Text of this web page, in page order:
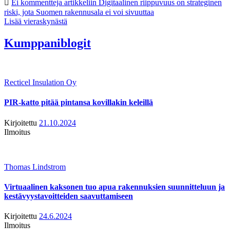
Ei kommentteja artikkeliin Digitaalinen riippuvuus on strateginen
riski, jota Suomen rakennusala ei voi sivuuttaa
Lisää vieraskynästä
Kumppaniblogit
Recticel Insulation Oy
PIR-katto pitää pintansa kovillakin keleillä
Kirjoitettu 21.10.2024
Ilmoitus
Thomas Lindstrom
Virtuaalinen kaksonen tuo apua rakennuksien suunnitteluun ja
kestävyystavoitteiden saavuttamiseen
Kirjoitettu 24.6.2024
Ilmoitus